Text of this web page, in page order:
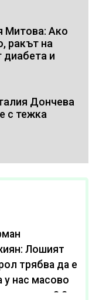
Митова: Ако
ракът на
диабета и
Дончева
с тежка
Лошият
трябва да е
у нас масово
с нива от 3,2